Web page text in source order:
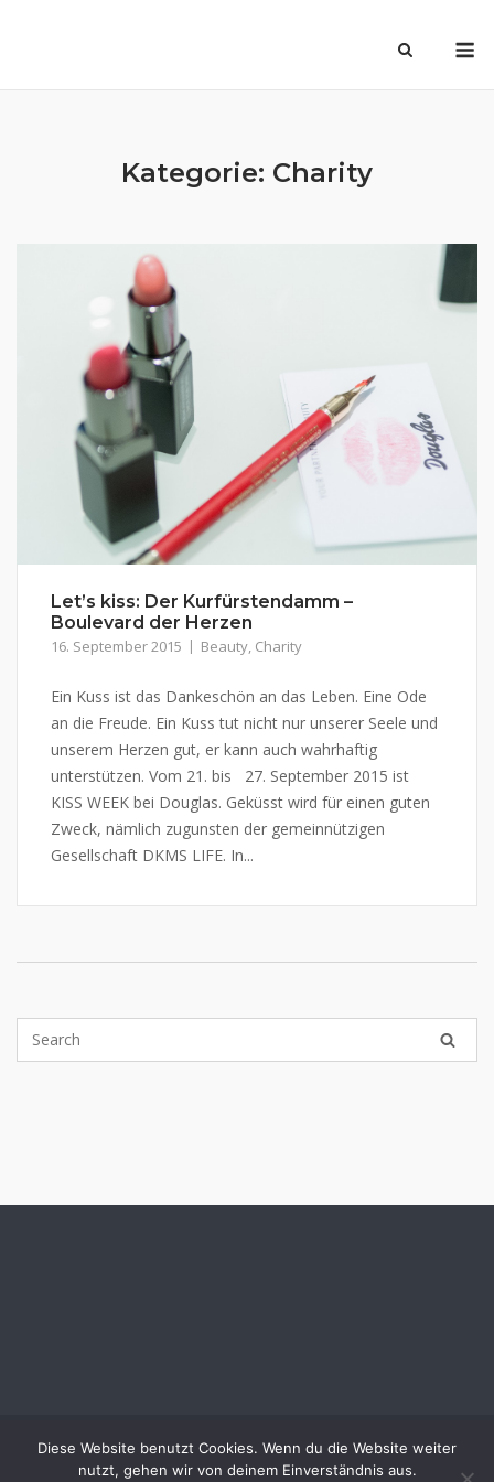
Kategorie: Charity
Let’s kiss: Der Kurfürstendamm –
Boulevard der Herzen
16. September 2015 Beauty, Charity
Ein Kuss ist das Dankeschön an das Leben. Eine Ode
an die Freude. Ein Kuss tut nicht nur unserer Seele und
unserem Herzen gut, er kann auch wahrhaftig
unterstützen. Vom 21. bis 27. September 2015 ist
KISS WEEK bei Douglas. Geküsst wird für einen guten
Zweck, nämlich zugunsten der gemeinnützigen
Gesellschaft DKMS LIFE. In...
2026 © Heidi Müller
Diese Website benutzt Cookies. Wenn du die Website weiter
nutzt, gehen wir von deinem Einverständnis aus.